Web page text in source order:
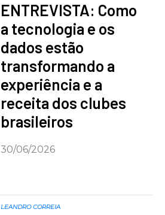
ENTREVISTA: Como
a tecnologia e os
dados estão
transformando a
experiência e a
receita dos clubes
brasileiros
30/06/2026
LEANDRO CORREIA